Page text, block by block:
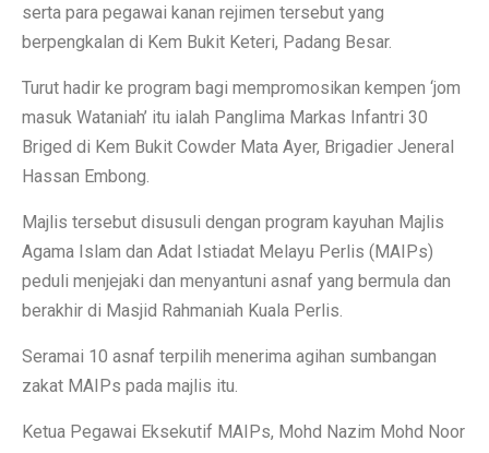
serta para pegawai kanan rejimen tersebut yang
berpengkalan di Kem Bukit Keteri, Padang Besar.
Turut hadir ke program bagi mempromosikan kempen ‘jom
masuk Wataniah’ itu ialah Panglima Markas Infantri 30
Briged di Kem Bukit Cowder Mata Ayer, Brigadier Jeneral
Hassan Embong.
Majlis tersebut disusuli dengan program kayuhan Majlis
Agama Islam dan Adat Istiadat Melayu Perlis (MAIPs)
peduli menjejaki dan menyantuni asnaf yang bermula dan
berakhir di Masjid Rahmaniah Kuala Perlis.
Seramai 10 asnaf terpilih menerima agihan sumbangan
zakat MAIPs pada majlis itu.
Ketua Pegawai Eksekutif MAIPs, Mohd Nazim Mohd Noor